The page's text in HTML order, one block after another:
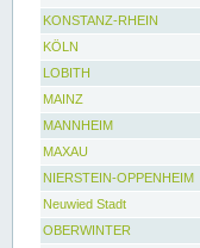
KONSTANZ-RHEIN
KÖLN
LOBITH
MAINZ
MANNHEIM
MAXAU
NIERSTEIN-OPPENHEIM
Neuwied Stadt
OBERWINTER